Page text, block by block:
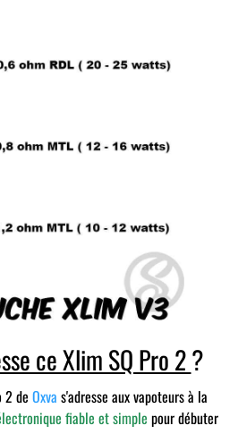
ce Xlim SQ Pro 2?
2 de Oxva s'adresse aux vapoteurs à la
fiable et simple pour débuter